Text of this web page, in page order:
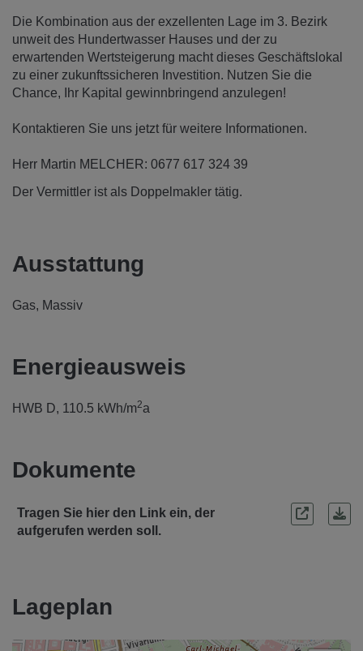
Die Kombination aus der exzellenten Lage im 3. Bezirk
unweit des Hundertwasser Hauses und der zu
erwartenden Wertsteigerung macht dieses Geschäftslokal
zu einer zukunftssicheren Investition. Nutzen Sie die
Chance, Ihr Kapital gewinnbringend anzulegen!
Kontaktieren Sie uns jetzt für weitere Informationen.
Herr Martin MELCHER: 0677 617 324 39
Der Vermittler ist als Doppelmakler tätig.
Ausstattung
Gas Massiv
Energieausweis
HWB D, 110.5 kWh/m2a
Dokumente
Tragen Sie hier den Link ein, der
aufgerufen werden soll.
Lageplan